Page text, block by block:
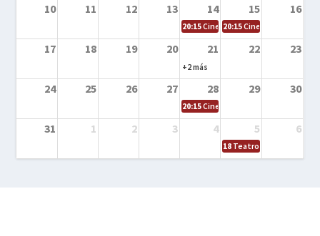
10 11 12 13 14 15 16
20:15Cine en la calle – Tortugas
20:15Cine en la calle –
17 18 19 20 21 22 23
+2 más
24 25 26 27 28 29 30
20:15Cine en el calle – Tintín y el
31 1 2 3 4 5 6
18 Teatro – Tres